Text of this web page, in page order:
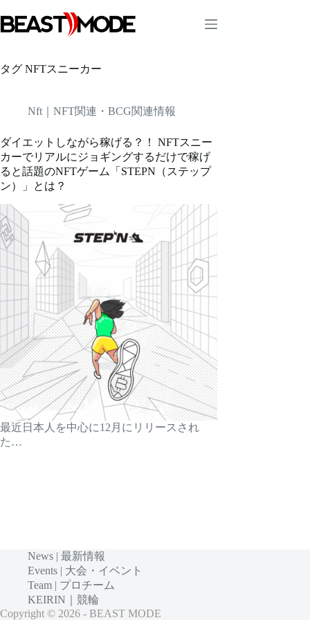
ン
テ
ツ
へ
プ
タグ NFTスニーカー
Nft｜NFT関連・BCG関連情報
ダイエットしながら稼げる？！ NFTスニー
カーでリアルにジョギングするだけで稼げ
ると話題のNFTゲーム「STEPN（ステップ
ン）」とは？
最近日本人を中心に12月にリリースされ
た…
News | 最新情報
Events | 大会・イベント
Team | プロチーム
KEIRIN｜競輪
Copyright © 2026 - BEAST MODE